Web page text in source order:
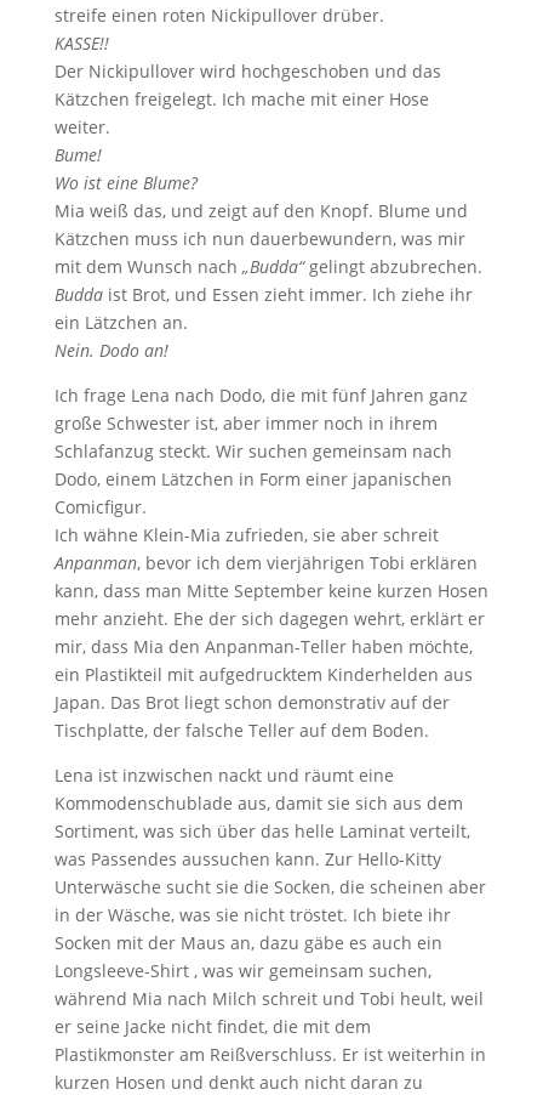
streife einen roten Nickipullover drüber.
KASSE!!
Der Nickipullover wird hochgeschoben und das
Kätzchen freigelegt. Ich mache mit einer Hose
weiter.
Bume!
Wo ist eine Blume?
Mia weiß das, und zeigt auf den Knopf. Blume und
Kätzchen muss ich nun dauerbewundern, was mir
mit dem Wunsch nach „Budda“gelingt abzubrechen.
Buddaist Brot, und Essen zieht immer. Ich ziehe ihr
ein Lätzchen an.
Nein. Dodo an!
Ich frage Lena nach Dodo, die mit fünf Jahren ganz
große Schwester ist, aber immer noch in ihrem
Schlafanzug steckt. Wir suchen gemeinsam nach
Dodo, einem Lätzchen in Form einer japanischen
Comicfigur.
Ich wähne Klein-Mia zufrieden, sie aber schreit
Anpanman, bevor ich dem vierjährigen Tobi erklären
kann, dass man Mitte September keine kurzen Hosen
mehr anzieht. Ehe der sich dagegen wehrt, erklärt er
mir, dass Mia den Anpanman-Teller haben möchte,
ein Plastikteil mit aufgedrucktem Kinderhelden aus
Japan. Das Brot liegt schon demonstrativ auf der
Tischplatte, der falsche Teller auf dem Boden.
Lena ist inzwischen nackt und räumt eine
Kommodenschublade aus, damit sie sich aus dem
Sortiment, was sich über das helle Laminat verteilt,
was Passendes aussuchen kann. Zur Hello-Kitty
Unterwäsche sucht sie die Socken, die scheinen aber
in der Wäsche, was sie nicht tröstet. Ich biete ihr
Socken mit der Maus an, dazu gäbe es auch ein
Longsleeve-Shirt , was wir gemeinsam suchen,
während Mia nach Milch schreit und Tobi heult, weil
er seine Jacke nicht findet, die mit dem
Plastikmonster am Reißverschluss. Er ist weiterhin in
kurzen Hosen und denkt auch nicht daran zu